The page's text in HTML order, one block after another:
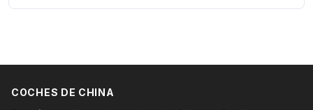
COCHES DE CHINA